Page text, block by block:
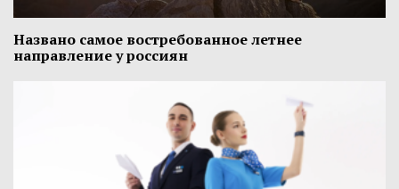
Названо самое востребованное летнее
направление у россиян